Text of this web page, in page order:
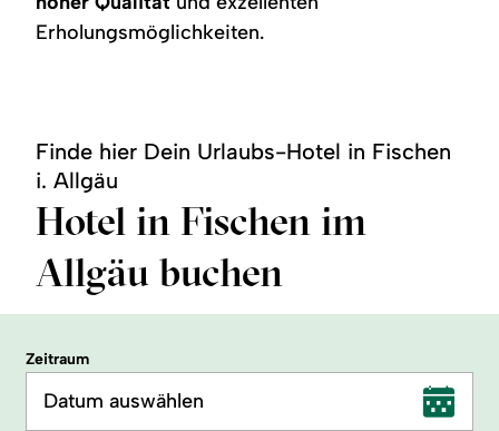
Erholungsmöglichkeiten.
Finde hier Dein Urlaubs-Hotel in Fischen
i. Allgäu
Hotel in Fischen im
Allgäu buchen
Zeitraum
Datum auswählen